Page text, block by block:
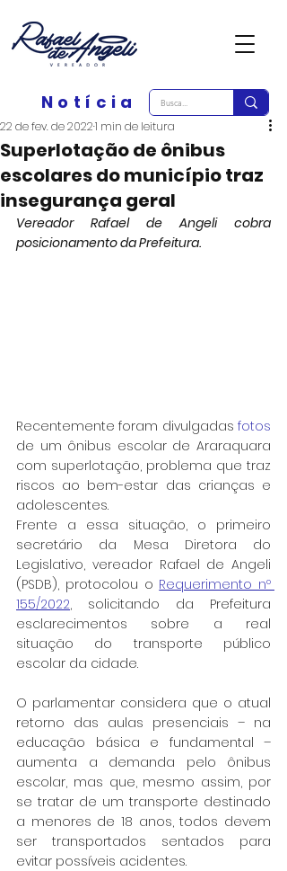
Notícia
Superlotação de ônibus
escolares do município traz
insegurança geral
22 de fev. de 20221 min de leitura
Vereador Rafael de Angeli cobra
posicionamento da Prefeitura.
Recentemente foram divulgadas fotos
de um ônibus escolar de Araraquara
com superlotação, problema que traz
riscos ao bem-estar das crianças e
adolescentes.
Frente a essa situação, o primeiro
secretário da Mesa Diretora do
Legislativo, vereador Rafael de Angeli
(PSDB), protocolou o Requerimento nº
155/2022, solicitando da Prefeitura
esclarecimentos sobre a real
situação do transporte público
escolar da cidade.
O parlamentar considera que o atual
retorno das aulas presenciais – na
educação básica e fundamental –
aumenta a demanda pelo ônibus
escolar, mas que, mesmo assim, por
se tratar de um transporte destinado
a menores de 18 anos, todos devem
ser transportados sentados para
evitar possíveis acidentes.